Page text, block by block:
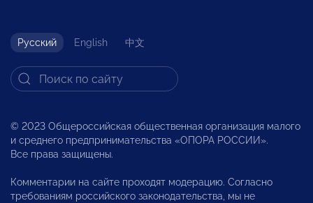
Русский English 中文
© 2023 Общероссийская общественная организация малого
и среднего предпринимательства «ОПОРА РОССИИ».
Все права защищены.
Комментарии на сайте проходят модерацию. Согласно
требованиям российского законодательства, мы не